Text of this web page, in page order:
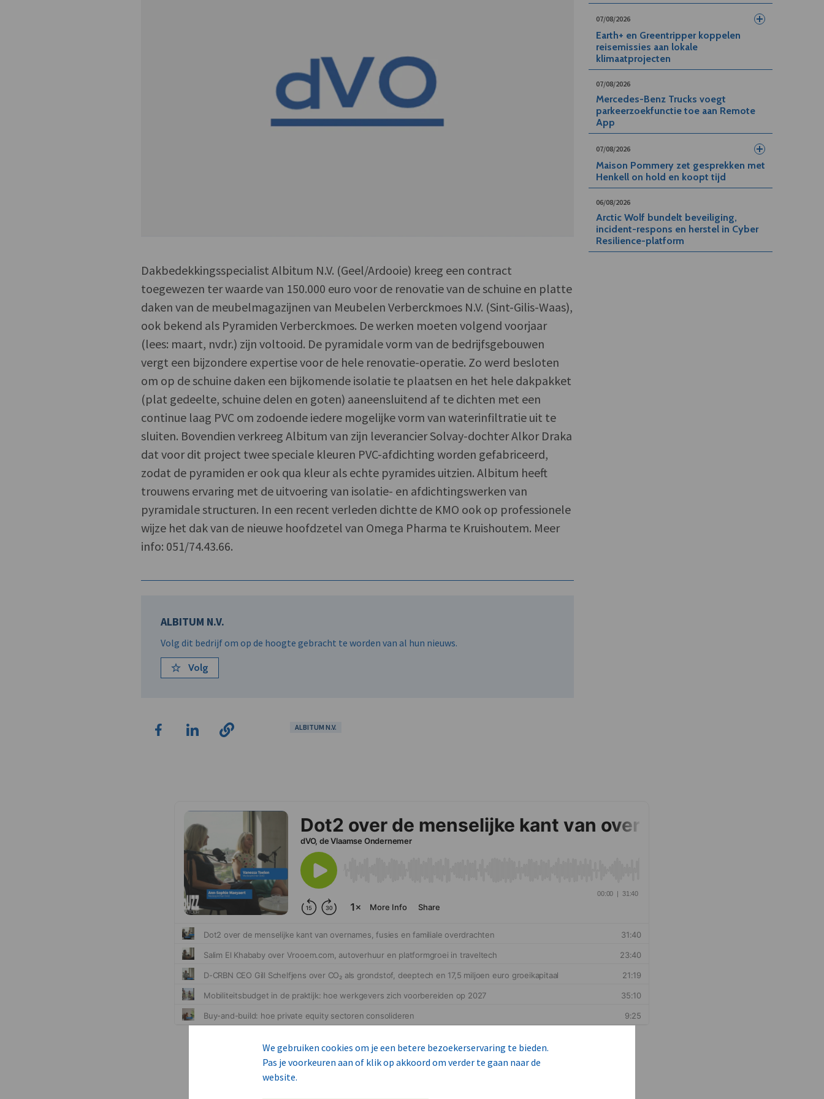
We gebruiken cookies om je een betere bezoekerservaring te bieden.
Pas je voorkeuren aan of klik op akkoord om verder te gaan naar de
website.
Dakbedekkingsspecialist Albitum N.V. (Geel/Ardooie) kreeg een contract
toegewezen ter waarde van 150.000 euro voor de renovatie van de schuine en platte
daken van de meubelmagazijnen van Meubelen Verberckmoes N.V. (Sint-Gilis-Waas),
ook bekend als Pyramiden Verberckmoes. De werken moeten volgend voorjaar
(lees: maart, nvdr.) zijn voltooid. De pyramidale vorm van de bedrijfsgebouwen
vergt een bijzondere expertise voor de hele renovatie-operatie. Zo werd besloten
om op de schuine daken een bijkomende isolatie te plaatsen en het hele dakpakket
(plat gedeelte, schuine delen en goten) aaneensluitend af te dichten met een
continue laag PVC om zodoende iedere mogelijke vorm van waterinfiltratie uit te
sluiten. Bovendien verkreeg Albitum van zijn leverancier Solvay-dochter Alkor Draka
dat voor dit project twee speciale kleuren PVC-afdichting worden gefabriceerd,
zodat de pyramiden er ook qua kleur als echte pyramides uitzien. Albitum heeft
trouwens ervaring met de uitvoering van isolatie- en afdichtingswerken van
pyramidale structuren. In een recent verleden dichtte de KMO ook op professionele
wijze het dak van de nieuwe hoofdzetel van Omega Pharma te Kruishoutem. Meer
info: 051/74.43.66.
07/08/2026
Earth+ en Greentripper koppelen
reisemissies aan lokale
klimaatprojecten
07/08/2026
Mercedes-Benz Trucks voegt
parkeerzoekfunctie toe aan Remote
App
07/08/2026
Maison Pommery zet gesprekken met
Henkell on hold en koopt tijd
06/08/2026
Arctic Wolf bundelt beveiliging,
incident-respons en herstel in Cyber
Resilience-platform
ALBITUM N.V.
Volg dit bedrijf om op de hoogte gebracht te worden van al hun nieuws.
Volg
ALBITUM N.V.